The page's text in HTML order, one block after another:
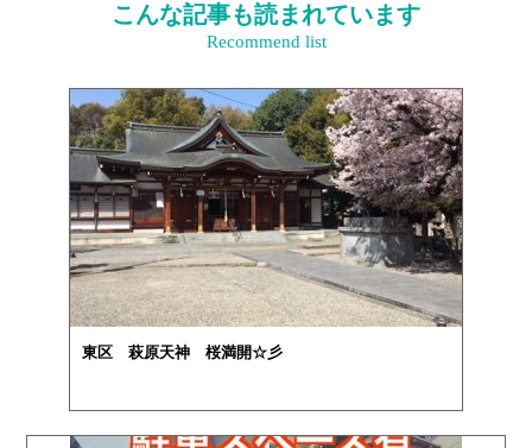
こんな記事も読まれています
Recommend list
東区 萩原天神 桜満開☆彡